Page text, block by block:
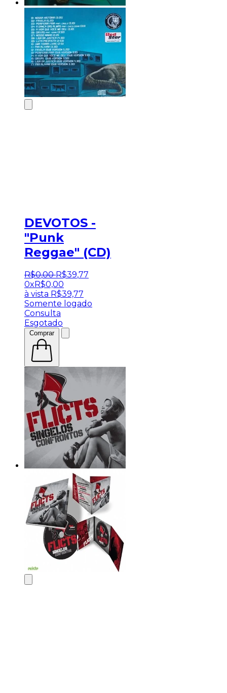
DEVOTOS -
"Punk
Reggae" (CD)
R$0,00 R$39,77
0x R$0,00
à vista R$39,77
Somente logado
Consulta
Esgotado
Comprar